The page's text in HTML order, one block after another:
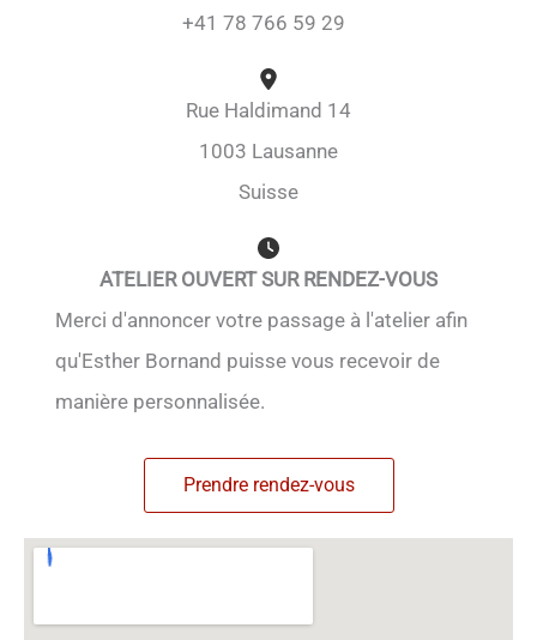
+41 78 766 59 29
Rue Haldimand 14
1003 Lausanne
Suisse
ATELIER OUVERT SUR RENDEZ-VOUS
Merci d'annoncer votre passage à l'atelier afin
qu'Esther Bornand puisse vous recevoir de
manière personnalisée.
Prendre rendez-vous